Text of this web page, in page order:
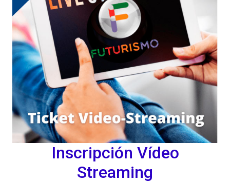
Inscripción Vídeo
Streaming